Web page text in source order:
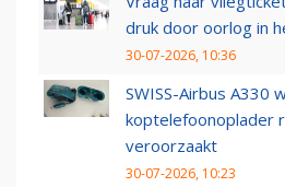
druk door oorlog in
30-07-2026, 10:36
SWISS-Airbus A330
koptelefoonoplader
veroorzaakt
30-07-2026, 10:23